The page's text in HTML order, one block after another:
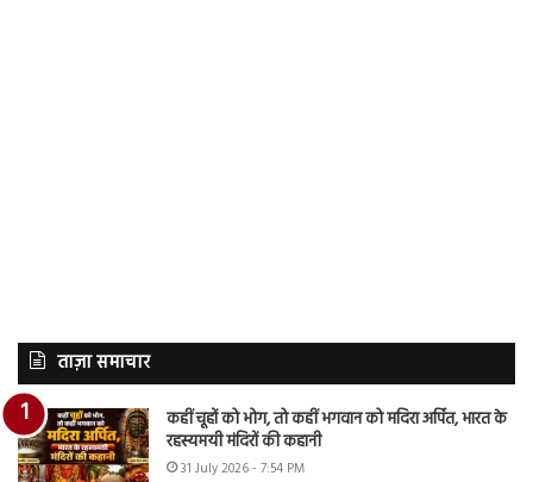
ताज़ा समाचार
कहीं चूहों को भोग, तो कहीं भगवान को मदिरा अर्पित, भारत के
रहस्यमयी मंदिरों की कहानी
31 July 2026 - 7:54 PM